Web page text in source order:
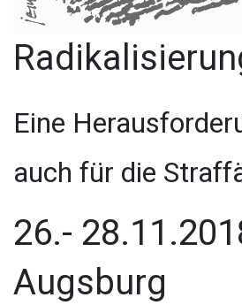
Eine
auch für die
26.-
Augsburg